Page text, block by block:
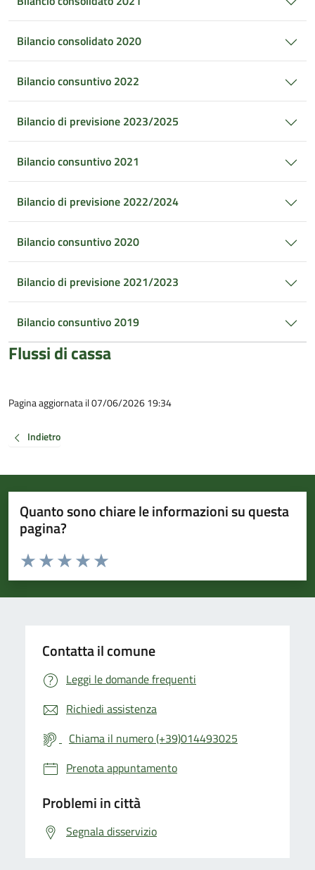
Bilancio consolidato 2020
Bilancio consuntivo 2022
Bilancio di previsione 2023/2025
Bilancio consuntivo 2021
Bilancio di previsione 2022/2024
Bilancio consuntivo 2020
Bilancio di previsione 2021/2023
Bilancio consuntivo 2019
Flussi di cassa
Pagina aggiornata il 07/06/2026 19:34
Indietro
Quanto sono chiare le informazioni su questa
pagina?
Valuta da 1 a 5 stelle la pagina
Valuta 5 stelle su 5
Valuta 4 stelle su 5
Valuta 3 stelle su 5
Valuta 2 stelle su 5
Valuta 1 stelle su 5
Contatta il comune
Leggi le domande frequenti
Richiedi assistenza
Chiama il numero (+39)014493025
Prenota appuntamento
Problemi in città
Segnala disservizio